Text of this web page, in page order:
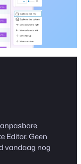
Editor. Geen
vandaag nog